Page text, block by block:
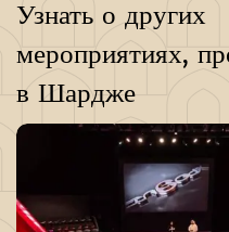
Узнать о других
мероприятиях,
в Шардже